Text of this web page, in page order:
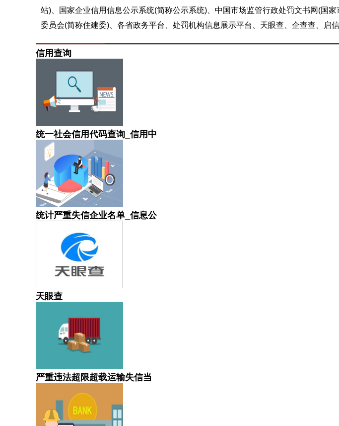
站)、国家企业信用信息公示系统(简称公示系统)、中国市场监管行政处罚文书网(国
委员会(简称住建委)、各省政务平台、处罚机构信息展示平台、天眼查、企查查、
信用查询
统一社会信用代码查询_信用中
统计严重失信企业名单_信息公
天眼查
严重违法超限超载运输失信当